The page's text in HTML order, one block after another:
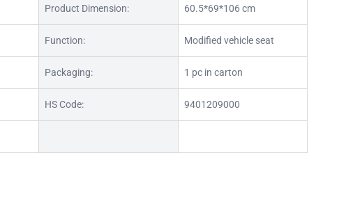
Product Dimension: 60.5*69*106 cm
Function: Modified vehicle seat
Packaging: 1 pc in carton
HS Code: 9401209000